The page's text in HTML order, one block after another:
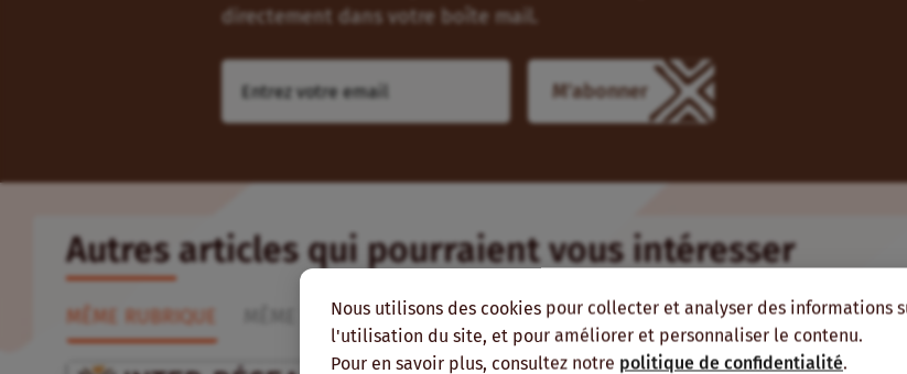
Nous utilisons des cookies pour collecter et analyser des informations
l'utilisation du site, et pour améliorer et personnaliser le contenu.
Pour en savoir plus, consultez notre politique de confidentialité.
directement dans votre boîte mail.
Autres articles qui pourraient vous intéresser
MÊME RUBRIQUE MÊME RÉGION MÊME AUTEUR